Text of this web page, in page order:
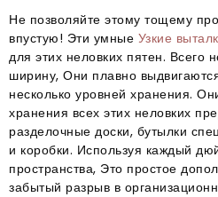
Не позволяйте этому тощему
впустую! Эти умные Узкие
для этих неловких пятен. Всего
ширину, Они плавно
несколько уровней хранения.
хранения всех этих неловких
разделочные доски, бутылки
и коробки. Используя каждый
пространства, Это простое
забытый разрыв в